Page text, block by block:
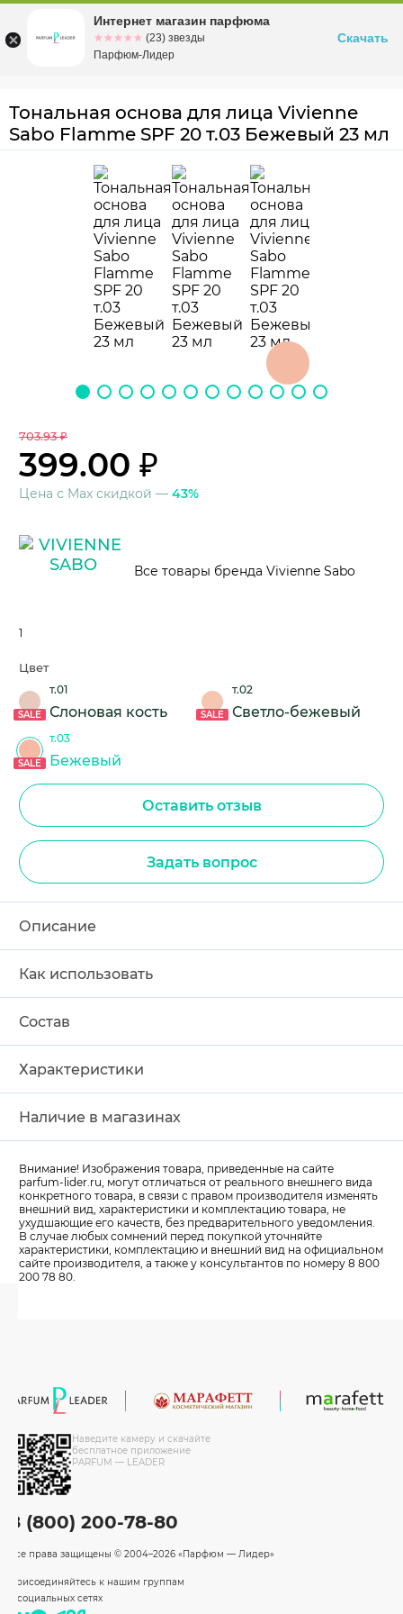
Омскул. Заозерная, 11, к. 1
Тональная основа для лица Vivienne
Sabo Flamme SPF 20 т.03 Бежевый 23 мл
703.93 ₽
399.00 ₽
Цена с Max скидкой — 43%
Все товары бренда Vivienne Sabo
1
Цвет
SALE
т.01
Слоновая кость SALE
т.02
Светло-бежевый
SALE
т.03
Бежевый
Оставить отзыв
Задать вопрос
Описание
Как использовать
Состав
Характеристики
Наличие в магазинах
Внимание! Изображения товара, приведенные на сайте
parfum-lider.ru, могут отличаться от реального внешнего вида
конкретного товара, в связи с правом производителя изменять
внешний вид, характеристики и комплектацию товара, не
ухудшающие его качеств, без предварительного уведомления.
В случае любых сомнений перед покупкой уточняйте
характеристики, комплектацию и внешний вид на официальном
сайте производителя, а также у консультантов по номеру 8 800
200 78 80.
Наведите камеру и скачайте
бесплатное приложение
PARFUM — LEADER
8 (800) 200-78-80
Все права защищены © 2004–2026 «Парфюм — Лидер»
Присоединяйтесь к нашим группам
в социальных сетях
Интернет магазин парфюма
☆☆☆☆☆
★★★★★ (23) звезды
Парфюм-Лидер
Скачать